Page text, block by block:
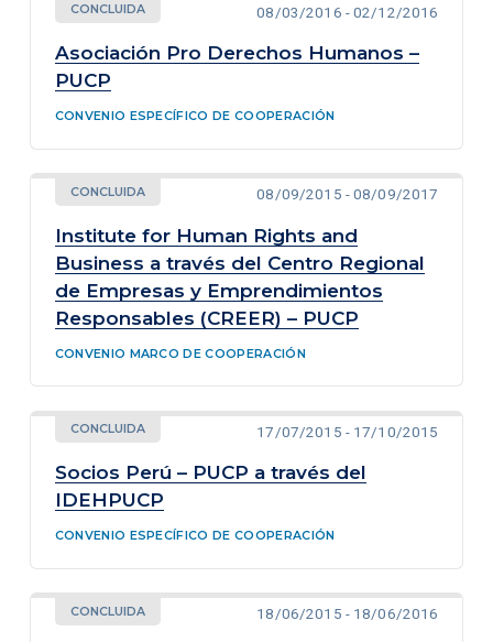
CONCLUIDA 08/03/2016 - 02/12/2016
Asociación Pro Derechos Humanos –
PUCP
CONVENIO ESPECÍFICO DE COOPERACIÓN
CONCLUIDA 08/09/2015 - 08/09/2017
Institute for Human Rights and
Business a través del Centro Regional
de Empresas y Emprendimientos
Responsables (CREER) – PUCP
CONVENIO MARCO DE COOPERACIÓN
CONCLUIDA 17/07/2015 - 17/10/2015
Socios Perú – PUCP a través del
IDEHPUCP
CONVENIO ESPECÍFICO DE COOPERACIÓN
CONCLUIDA 18/06/2015 - 18/06/2016